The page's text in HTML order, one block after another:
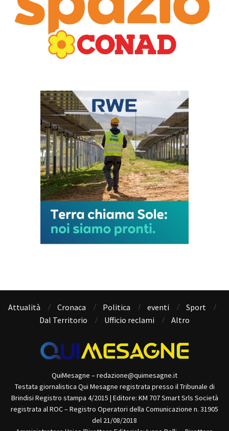
Attualità Cronaca Politica eventi
Sport
Dal Territorio
Ufficio reclami Altro
QuiMesagne – redazione@quimesagne.it
Testata giornalistica Qui Mesagne registrata presso il Tribunale di
Brindisi Registro stampa 4/2015 | Editore: KM 707 Smart Srls Società
registrata al ROC – Registro Operatori della Comunicazione n. 31905
del 21/08/2018